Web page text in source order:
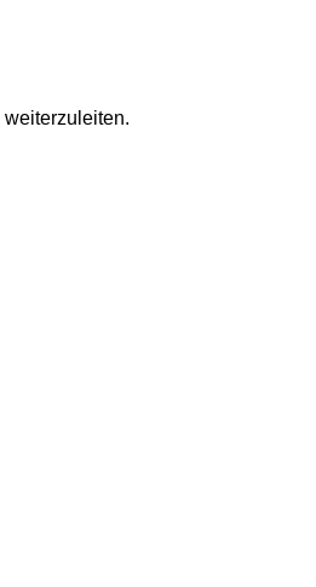
weiterzuleiten.